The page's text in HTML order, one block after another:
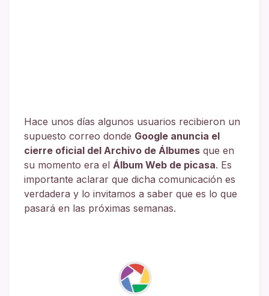
Hace unos días algunos usuarios recibieron un
supuesto correo donde Google anuncia el
cierre oficial del Archivo de Álbumes que en
su momento era el Álbum Web de picasa. Es
importante aclarar que dicha comunicación es
verdadera y lo invitamos a saber que es lo que
pasará en las próximas semanas.